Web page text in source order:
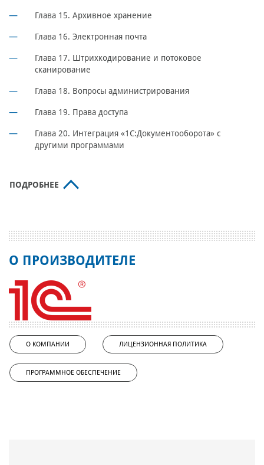
Глава 15. Архивное хранение
Глава 16. Электронная почта
Глава 17. Штрихкодирование и потоковое
сканирование
Глава 18. Вопросы администрирования
Глава 19. Права доступа
Глава 20. Интеграция «1С:Документооборота» с
другими программами
ПОДРОБНЕЕ
О ПРОИЗВОДИТЕЛЕ
О КОМПАНИИ ЛИЦЕНЗИОННАЯ ПОЛИТИКА
ПРОГРАММНОЕ ОБЕСПЕЧЕНИЕ